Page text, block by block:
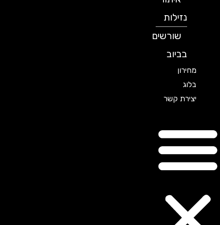
נזילות
שורשים
בביוב
מחירון
יצירת קשר